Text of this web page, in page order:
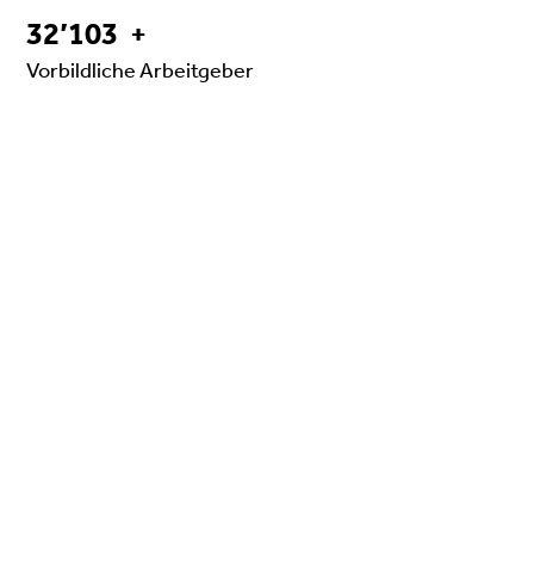
32’103 32103
+
Vorbildliche Arbeitgeber